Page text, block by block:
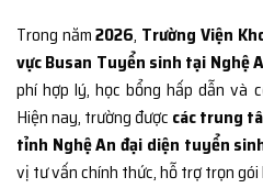
Trong năm2026, Trường Viện
vực Busan Tuyển sinh tại Nghệ
phí hợp lý, học bổng hấp dẫn và
Hiện nay, trường được các trung
tỉnh Nghệ An đại diện tuyển
vị tư vấn chính thức, hỗ trợ trọn gói